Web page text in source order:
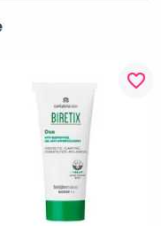
favorite_border